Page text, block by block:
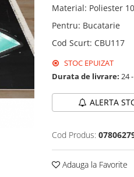
Material: Poliester
Pentru: Bucatarie
Cod Scurt: CBU117
STOC EPUIZAT
Durata de livrare: 24
ALERTA
Cod Produs:
Adauga la Favorite